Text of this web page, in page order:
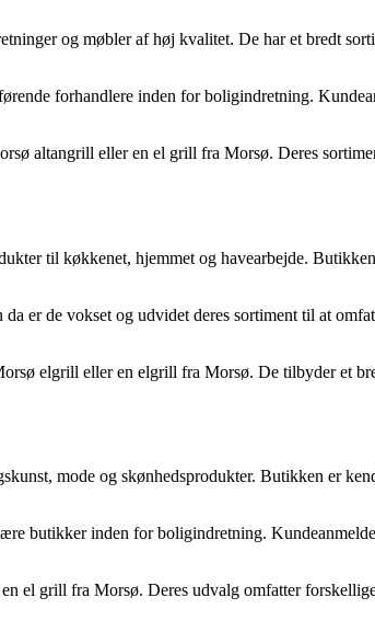
og møbler af høj kvalitet. De har et bredt
forhandlere inden for boligindretning.
altangrill eller en el grill fra Morsø. Deres
til køkkenet, hjemmet og havearbejde.
er de vokset og udvidet deres sortiment til at
elgrill eller en elgrill fra Morsø. De tilbyder et
mode og skønhedsprodukter. Butikken er
butikker inden for boligindretning.
el grill fra Morsø. Deres udvalg omfatter